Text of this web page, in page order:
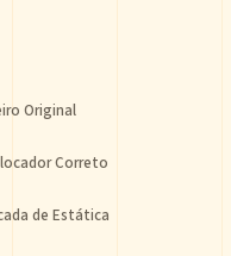
Original
Correto
de Estática